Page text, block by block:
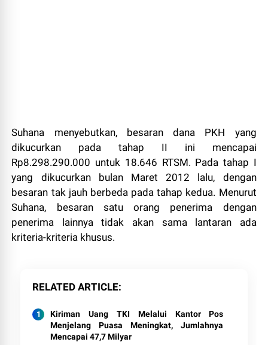
Suhana menyebutkan, besaran dana PKH yang
dikucurkan pada tahap II ini mencapai
Rp8.298.290.000 untuk 18.646 RTSM. Pada tahap I
yang dikucurkan bulan Maret 2012 lalu, dengan
besaran tak jauh berbeda pada tahap kedua. Menurut
Suhana, besaran satu orang penerima dengan
penerima lainnya tidak akan sama lantaran ada
kriteria-kriteria khusus.
RELATED ARTICLE
Kiriman Uang TKI Melalui Kantor Pos
Menjelang Puasa Meningkat, Jumlahnya
Mencapai 47,7 Milyar